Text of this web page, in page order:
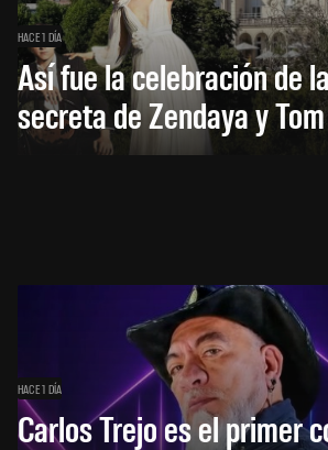
HACE 1 DÍA
Así fue la celebración de
secreta de Zendaya y
HACE 1 DÍA
Carlos Trejo es el primer